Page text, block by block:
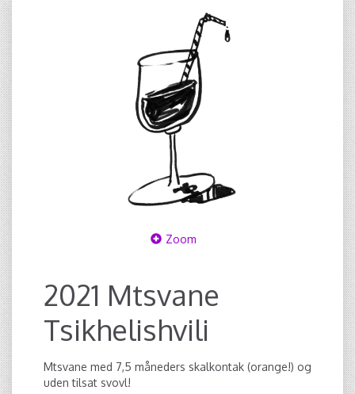
Zoom
2021 Mtsvane
Tsikhelishvili
Mtsvane med 7,5 måneders skalkontak (orange!) og
uden tilsat svovl!